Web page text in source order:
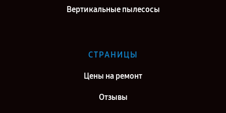
Ремонт водонагревателя Polaris Stream IDF 100V/H Slim в г. Санкт-
Вертикальные пылесосы
СТРАНИЦЫ
Цены на ремонт
Отзывы